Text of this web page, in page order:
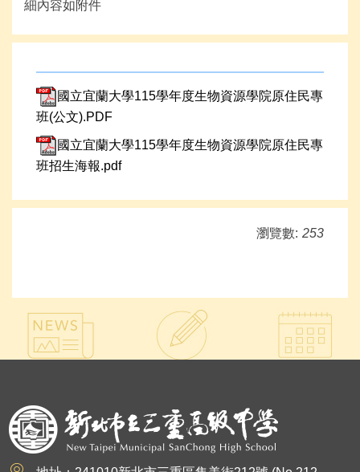
細內容如附件
國立宜蘭大學115學年度生物資源學院原住民專
班(公文).PDF
國立宜蘭大學115學年度生物資源學院原住民專
班招生海報.pdf
瀏覽數: 253